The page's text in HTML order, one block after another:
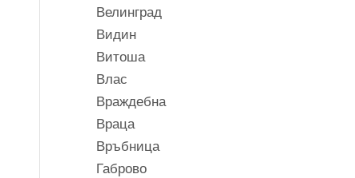
Велинград
Видин
Витоша
Влас
Враждебна
Враца
Връбница
Габрово